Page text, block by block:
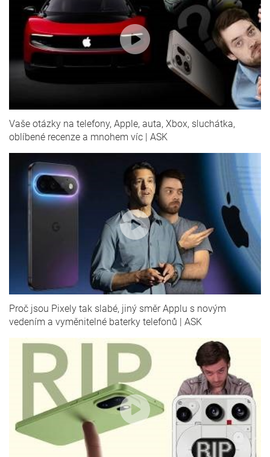
Vaše otázky na telefony, Apple, auta, Xbox, sluchátka,
oblíbené recenze a mnohem víc | ASK
Proč jsou Pixely tak slabé, jiný směr Applu s novým
vedením a vyměnitelné baterky telefonů | ASK